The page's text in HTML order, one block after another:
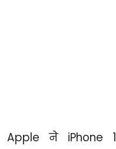
Apple ने